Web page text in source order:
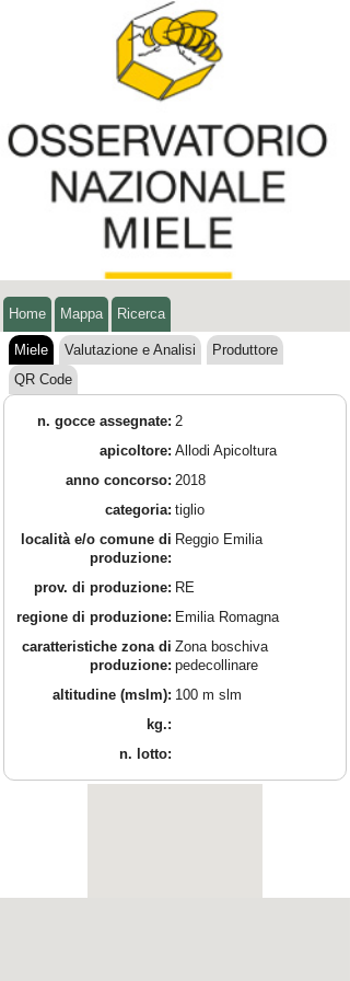
Home Mappa Ricerca
Miele Valutazione e Analisi
Produttore
QR Code
n. gocce assegnate: 2
apicoltore: Allodi Apicoltura
anno concorso: 2018
categoria: tiglio
località e/o comune di
produzione:
Reggio Emilia
prov. di produzione: RE
regione di produzione: Emilia Romagna
caratteristiche zona di
produzione:
Zona boschiva
pedecollinare
altitudine (mslm): 100 m slm
kg.:
n. lotto: